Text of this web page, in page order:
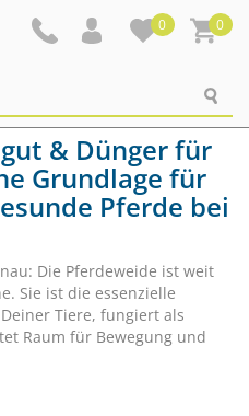
0 0
& Dünger für
Grundlage für
Pferde bei
Die Pferdeweide ist weit
Sie ist die essenzielle
Tiere, fungiert als
Raum für Bewegung und